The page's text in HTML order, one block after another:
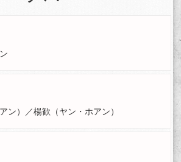
ン）／楊歓（ヤン・ホアン）